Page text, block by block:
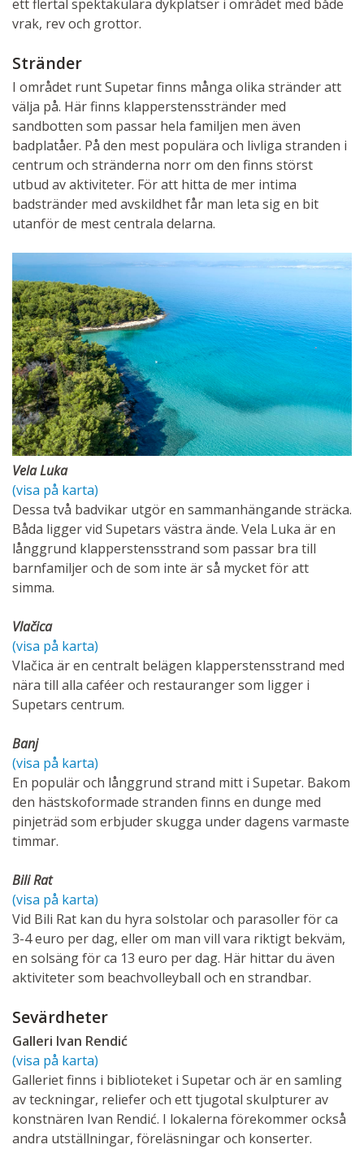
ett flertal spektakulära dykplatser i området med både
vrak, rev och grottor.
Stränder
I området runt Supetar finns många olika stränder att
välja på. Här finns klapperstensstränder med
sandbotten som passar hela familjen men även
badplatåer. På den mest populära och livliga stranden i
centrum och stränderna norr om den finns störst
utbud av aktiviteter. För att hitta de mer intima
badstränder med avskildhet får man leta sig en bit
utanför de mest centrala delarna.
Vela Luka
(visa på karta)
Dessa två badvikar utgör en sammanhängande sträcka.
Båda ligger vid Supetars västra ände. Vela Luka är en
långgrund klapperstensstrand som passar bra till
barnfamiljer och de som inte är så mycket för att
simma.
Vlačica
(visa på karta)
Vlačica är en centralt belägen klapperstensstrand med
nära till alla caféer och restauranger som ligger i
Supetars centrum.
Banj
(visa på karta)
En populär och långgrund strand mitt i Supetar. Bakom
den hästskoformade stranden finns en dunge med
pinjeträd som erbjuder skugga under dagens varmaste
timmar.
Bili Rat
(visa på karta)
Vid Bili Rat kan du hyra solstolar och parasoller för ca
3-4 euro per dag, eller om man vill vara riktigt bekväm,
en solsäng för ca 13 euro per dag. Här hittar du även
aktiviteter som beachvolleyball och en strandbar.
Sevärdheter
Galleri Ivan Rendić
(visa på karta)
Galleriet finns i biblioteket i Supetar och är en samling
av teckningar, reliefer och ett tjugotal skulpturer av
konstnären Ivan Rendić. I lokalerna förekommer också
andra utställningar, föreläsningar och konserter.